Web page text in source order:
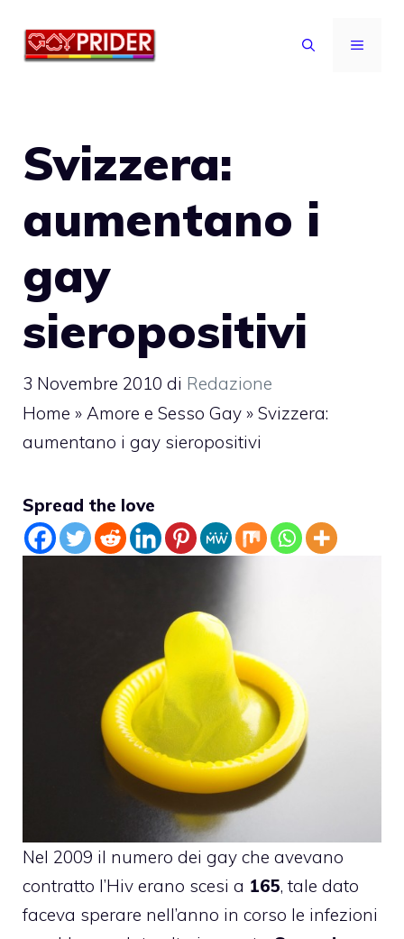
MENU
Svizzera:
aumentano i
gay
sieropositivi
3 Novembre 2010 di Redazione
Home » Amore e Sesso Gay » Svizzera:
aumentano i gay sieropositivi
Spread the love
Nel 2009 il numero dei gay che avevano
contratto l’Hiv erano scesi a 165, tale dato
faceva sperare nell’anno in corso le infezioni